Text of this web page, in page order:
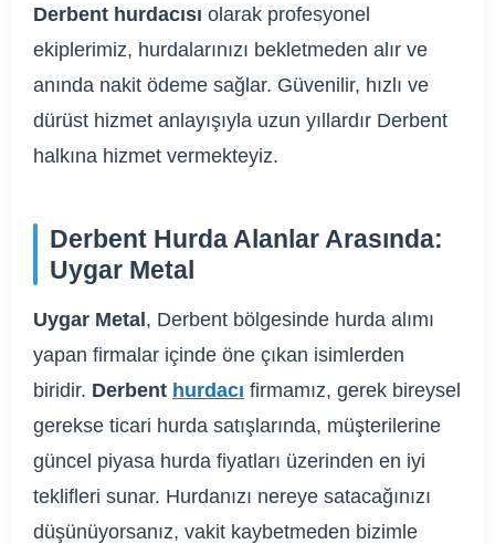
Derbent hurdacısı olarak profesyonel
ekiplerimiz, hurdalarınızı bekletmeden alır ve
anında nakit ödeme sağlar. Güvenilir, hızlı ve
dürüst hizmet anlayışıyla uzun yıllardır Derbent
halkına hizmet vermekteyiz.
Derbent Hurda Alanlar Arasında:
Uygar Metal
Uygar Metal, Derbent bölgesinde hurda alımı
yapan firmalar içinde öne çıkan isimlerden
biridir. Derbent hurdacı firmamız, gerek bireysel
gerekse ticari hurda satışlarında, müşterilerine
güncel piyasa hurda fiyatları üzerinden en iyi
teklifleri sunar. Hurdanızı nereye satacağınızı
düşünüyorsanız, vakit kaybetmeden bizimle